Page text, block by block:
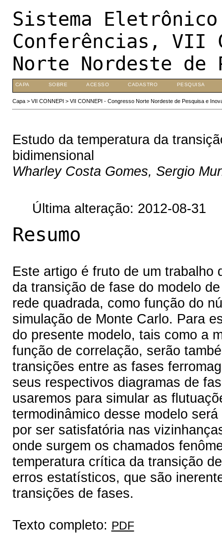
Sistema
Conferências, VII
Norte Nordeste de
CAPA SOBRE ACESSO CADASTRO PESQUISA
Capa> VII CONNEPI > VII CONNEPI - Congresso Norte Nordeste de Pesquisa e
Estudo da temperatura da
bidimensional
Wharley Costa Gomes, Sergio
Última alteração: 2012-08-31
Resumo
Este artigo é fruto de um
da transição de fase do modelo
rede quadrada, como função do
simulação de Monte Carlo. Para
do presente modelo, tais como a
função de correlação, serão
transições entre as fases
seus respectivos diagramas de
usaremos para simular as
termodinâmico desse modelo
por ser satisfatória nas
onde surgem os chamados
temperatura crítica da transição
erros estatísticos, que são
transições de fases.
Texto completo: PDF